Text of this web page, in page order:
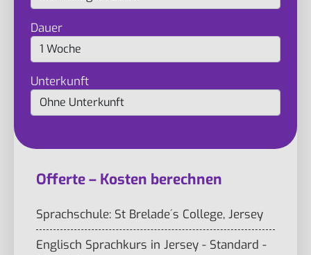
Dauer
Unterkunft
Offerte – Kosten berechnen
Sprachschule: St Brelade´s College, Jersey
Englisch Sprachkurs in Jersey - Standard -